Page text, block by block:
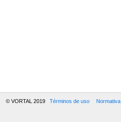
© VORTAL 2019 Términos de uso Normativa